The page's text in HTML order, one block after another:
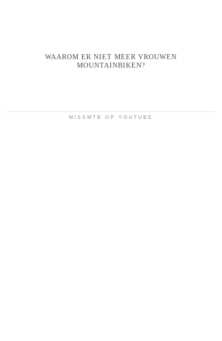
WAAROM ER NIET MEER VROUWEN
MOUNTAINBIKEN?
MISSMTB OP YOUTUBE